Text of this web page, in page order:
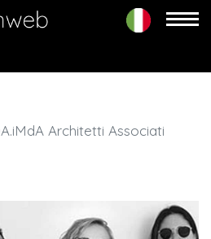
Architetti Associati